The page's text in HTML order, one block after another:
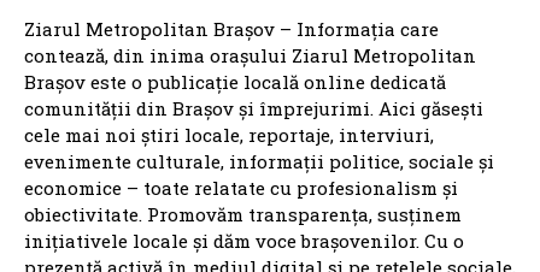
Ziarul Metropolitan Brașov – Informația care
contează, din inima orașului Ziarul Metropolitan
Brașov este o publicație locală online dedicată
comunității din Brașov și împrejurimi. Aici găsești
cele mai noi știri locale, reportaje, interviuri,
evenimente culturale, informații politice, sociale și
economice – toate relatate cu profesionalism și
obiectivitate. Promovăm transparența, susținem
inițiativele locale și dăm voce brașovenilor. Cu o